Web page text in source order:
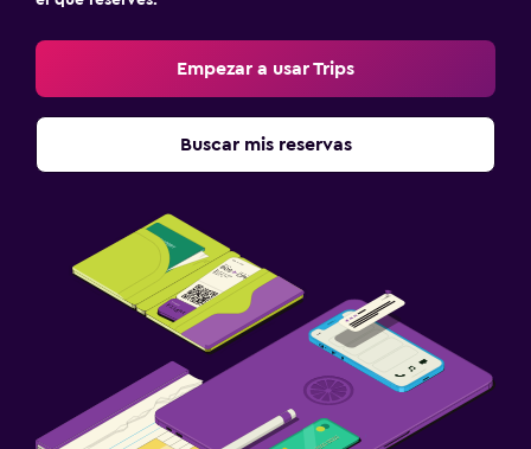
Empezar a usar Trips
Buscar mis reservas